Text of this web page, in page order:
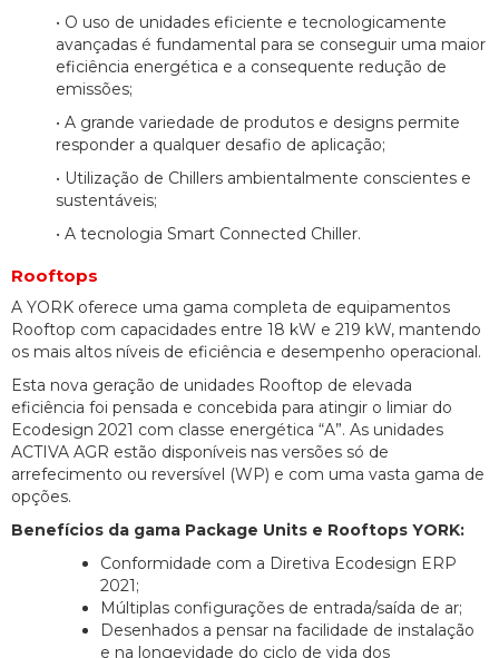
• O uso de unidades eficiente e tecnologicamente
avançadas é fundamental para se conseguir uma maior
eficiência energética e a consequente redução de
emissões;
• A grande variedade de produtos e designs permite
responder a qualquer desafio de aplicação;
• Utilização de Chillers ambientalmente conscientes e
sustentáveis;
• A tecnologia Smart Connected Chiller.
Rooftops
A YORK oferece uma gama completa de equipamentos
Rooftop com capacidades entre 18 kW e 219 kW, mantendo
os mais altos níveis de eficiência e desempenho operacional.
Esta nova geração de unidades Rooftop de elevada
eficiência foi pensada e concebida para atingir o limiar do
Ecodesign 2021 com classe energética “A”. As unidades
ACTIVA AGR estão disponíveis nas versões só de
arrefecimento ou reversível (WP) e com uma vasta gama de
opções.
Benefícios da gama Package Units e Rooftops YORK:
Conformidade com a Diretiva Ecodesign ERP
2021;
Múltiplas configurações de entrada/saída de ar;
Desenhados a pensar na facilidade de instalação
e na longevidade do ciclo de vida dos